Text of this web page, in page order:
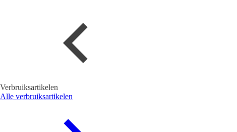
Verbruiksartikelen
Alle verbruiksartikelen